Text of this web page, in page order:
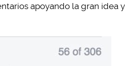
apoyando la gran idea